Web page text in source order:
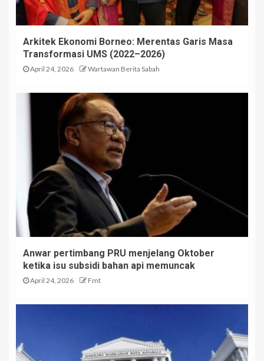
Arkitek Ekonomi Borneo: Merentas Garis Masa
Transformasi UMS (2022–2026)
April 24, 2026 Wartawan Berita Sabah
Anwar pertimbang PRU menjelang Oktober
ketika isu subsidi bahan api memuncak
April 24, 2026 Fmt